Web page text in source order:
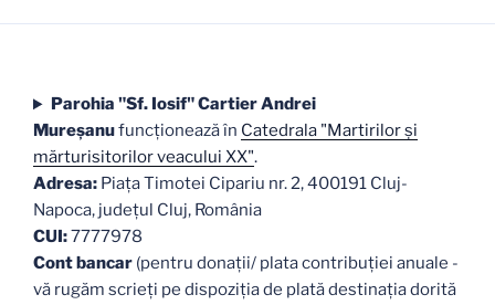
Parohia "Sf. Iosif" Cartier Andrei
Mureşanufuncţionează în Catedrala "Martirilor şi
mărturisitorilor veacului XX".
Adresa: Piaţa Timotei Cipariu nr. 2, 400191 Cluj-
Napoca, judeţul Cluj, România
CUI:7777978
Cont bancar (pentru donații/ plata contribuției anuale -
vă rugăm scrieți pe dispoziția de plată destinația dorită